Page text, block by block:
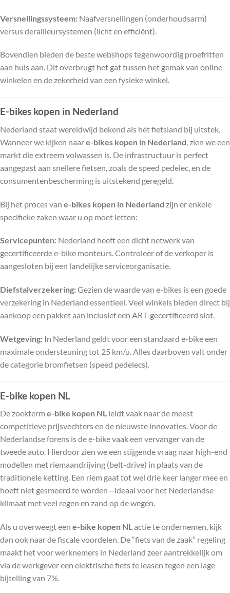
Versnellingssysteem: Naafversnellingen (onderhoudsarm)
versus derailleursystemen (licht en efficiënt).
Bovendien bieden de beste webshops tegenwoordig proefritten
aan huis aan. Dit overbrugt het gat tussen het gemak van online
winkelen en de zekerheid van een fysieke winkel.
E-bikes kopen in Nederland
Nederland staat wereldwijd bekend als hét fietsland bij uitstek.
Wanneer we kijken naare-bikes kopen in Nederland, zien we een
markt die extreem volwassen is. De infrastructuur is perfect
aangepast aan snellere fietsen, zoals de speed pedelec, en de
consumentenbescherming is uitstekend geregeld.
Bij het proces van e-bikes kopen in Nederland zijn er enkele
specifieke zaken waar u op moet letten:
Servicepunten: Nederland heeft een dicht netwerk van
gecertificeerde e-bike monteurs. Controleer of de verkoper is
aangesloten bij een landelijke serviceorganisatie.
Diefstalverzekering:Gezien de waarde van e-bikes is een goede
verzekering in Nederland essentieel. Veel winkels bieden direct bij
aankoop een pakket aan inclusief een ART-gecertificeerd slot.
Wetgeving: In Nederland geldt voor een standaard e-bike een
maximale ondersteuning tot 25 km/u. Alles daarboven valt onder
de categorie bromfietsen (speed pedelecs).
E-bike kopen NL
De zoekterm e-bike kopen NL leidt vaak naar de meest
competitieve prijsvechters en de nieuwste innovaties. Voor de
Nederlandse forens is de e-bike vaak een vervanger van de
tweede auto. Hierdoor zien we een stijgende vraag naar high-end
modellen met riemaandrijving (belt-drive) in plaats van de
traditionele ketting. Een riem gaat tot wel drie keer langer mee en
hoeft niet gesmeerd te worden—ideaal voor het Nederlandse
klimaat met veel regen en zand op de wegen.
Als u overweegt een e-bike kopen NLactie te ondernemen, kijk
dan ook naar de fiscale voordelen. De “fiets van de zaak” regeling
maakt het voor werknemers in Nederland zeer aantrekkelijk om
via de werkgever een elektrische fiets te leasen tegen een lage
bijtelling van 7%.